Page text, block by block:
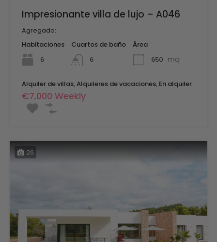
Impresionante villa de lujo – A046
Agregado:
Habitaciones
6
Cuartos de baño
6
Área
650 mq
Alquiler de villas, Alquileres de vacaciones, En alquiler
€7,000 Weekly
26